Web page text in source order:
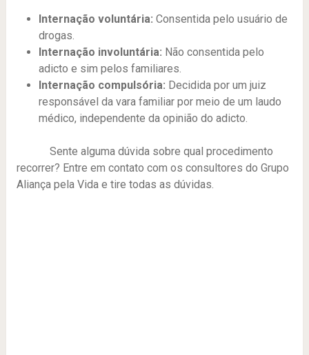
Internação voluntária: Consentida pelo usuário de
drogas.
Internação involuntária: Não consentida pelo
adicto e sim pelos familiares.
Internação compulsória: Decidida por um juiz
responsável da vara familiar por meio de um laudo
médico, independente da opinião do adicto.
Sente alguma dúvida sobre qual procedimento
recorrer? Entre em contato com os consultores do Grupo
Aliança pela Vida e tire todas as dúvidas.